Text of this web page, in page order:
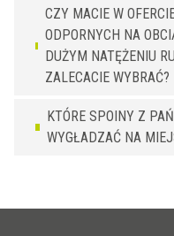
CZY MACIE W
ODPORNYCH NA
DUŻYM NATĘŻENIU
ZALECACIE WYBRAĆ?
KTÓRE SPOINY Z
WYGŁADZAĆ NA